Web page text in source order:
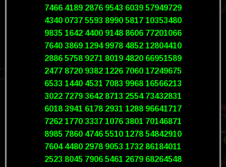
7466 4189 2876 9543 6039 57949729
4340 0737 5593 8990 5817 10353480
9835 1642 4400 9148 8606 77201066
7640 3869 1294 9978 4852 12804410
2886 5758 9271 8019 4820 66951589
2477 8720 9382 1226 7060 17249675
6533 1440 4531 7083 9968 16566213
3022 7279 3642 8713 2554 73432831
6018 3941 6178 2931 1288 96641717
7262 1770 3337 1076 3801 70146871
8985 7860 4746 5510 1278 54842910
7604 4480 2978 9053 1732 86184011
2523 8045 7906 5461 2679 68264548